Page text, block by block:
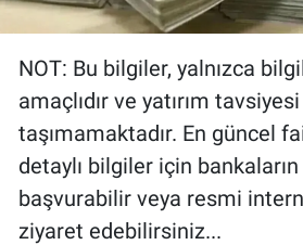
NOT: Bu bilgiler, yalnızca
amaçlıdır ve yatırım
taşımamaktadır. En güncel
detaylı bilgiler için
başvurabilir veya resmi
ziyaret edebilirsiniz...